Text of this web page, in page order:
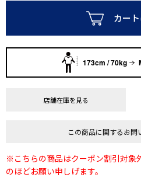
カー
173cm / 70kg
店舗在庫を見る
この商品に関するお問
※こちらの商品はクーポン割引対象
のほどお願い申しげます。